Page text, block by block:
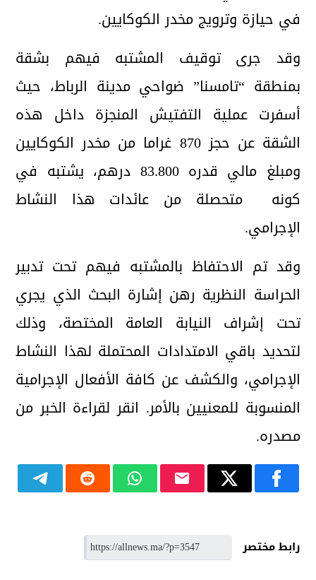
في حيازة وترويج مخدر الكوكايين.
وقد جرى توقيف المشتبه فيهم بشقة
بمنطقة “تامسنا” ضواحي مدينة الرباط، حيث
أسفرت عملية التفتيش المنجزة داخل هذه
الشقة عن حجز 870 غراما من مخدر الكوكايين
ومبلغ مالي قدره 83.800 درهم، يشتبه في
كونه متحصلة من عائدات هذا النشاط
الإجرامي.
وقد تم الاحتفاظ بالمشتبه فيهم تحت تدبير
الحراسة النظرية رهن إشارة البحث الذي يجري
تحت إشراف النيابة العامة المختصة، وذلك
لتحديد باقي الامتدادات المحتملة لهذا النشاط
الإجرامي، والكشف عن كافة الأفعال الإجرامية
المنسوبة للمعنيين بالأمر. انقر لقراءة الخبر من
مصدره.
رابط مختصر